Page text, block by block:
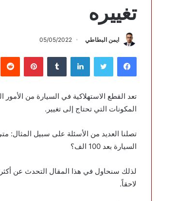
تغييره
ايمن البطاطي 05/05/2022
فيسبوك تويتر لينكدإن بينتيريست
تعد القطع الاستهلاكية في السيارة من
المكونات التي تحتاج إلى تغيير.
تصلنا العديد من الأسئلة على سبيل المثال:
السيارة بعد 100 الف؟
لذلك سنحاول في هذا المقال التحدث عن أكثر
لاحقاً.